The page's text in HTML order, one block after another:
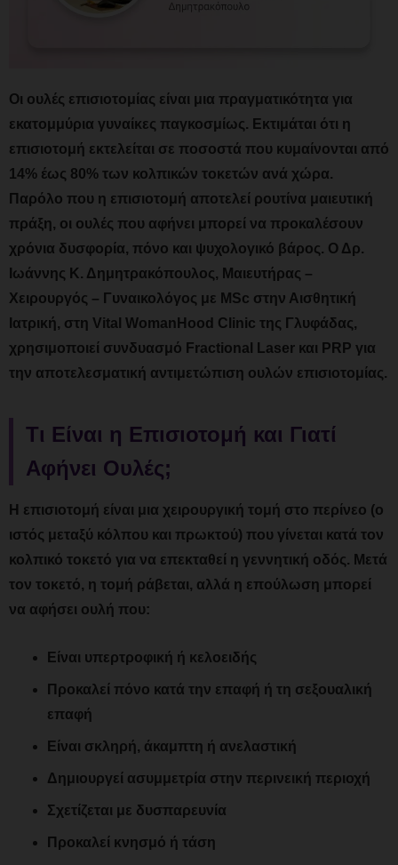
Οι ουλές επισιοτομίας είναι μια πραγματικότητα για
εκατομμύρια γυναίκες παγκοσμίως. Εκτιμάται ότι η
επισιοτομή εκτελείται σε ποσοστά που κυμαίνονται από
14% έως 80% των κολπικών τοκετών ανά χώρα.
Παρόλο που η επισιοτομή αποτελεί ρουτίνα μαιευτική
πράξη, οι ουλές που αφήνει μπορεί να προκαλέσουν
χρόνια δυσφορία, πόνο και ψυχολογικό βάρος. Ο Δρ.
Ιωάννης Κ. Δημητρακόπουλος, Μαιευτήρας –
Χειρουργός – Γυναικολόγος με MSc στην Αισθητική
Ιατρική, στη Vital WomanHood Clinic της Γλυφάδας,
χρησιμοποιεί συνδυασμό Fractional Laser και PRP για
την αποτελεσματική αντιμετώπιση ουλών επισιοτομίας.
Τι Είναι η Επισιοτομή και Γιατί
Αφήνει Ουλές;
Η επισιοτομή είναι μια χειρουργική τομή στο περίνεο (ο
ιστός μεταξύ κόλπου και πρωκτού) που γίνεται κατά τον
κολπικό τοκετό για να επεκταθεί η γεννητική οδός. Μετά
τον τοκετό, η τομή ράβεται, αλλά η επούλωση μπορεί
να αφήσει ουλή που:
Είναι υπερτροφική ή κελοειδής
Προκαλεί πόνο κατά την επαφή ή τη σεξουαλική
επαφή
Είναι σκληρή, άκαμπτη ή ανελαστική
Δημιουργεί ασυμμετρία στην περινεική περιοχή
Σχετίζεται με δυσπαρευνία
Προκαλεί κνησμό ή τάση